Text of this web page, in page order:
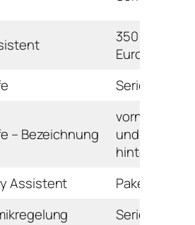
350
Euro
Serie
– Bezeichnung
vorne
und
hinten
Assistent
Paket
Serie